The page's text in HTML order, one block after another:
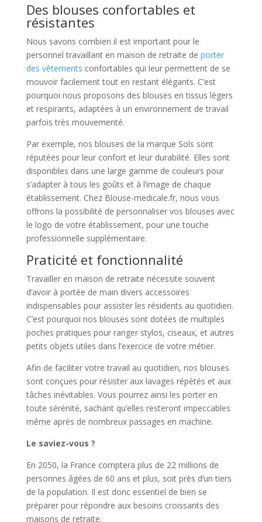
Des blouses confortables et
résistantes
Nous savons combien il est important pour le
personnel travaillant en maison de retraite de porter
des vêtements confortables qui leur permettent de se
mouvoir facilement tout en restant élégants. C’est
pourquoi nous proposons des blouses en tissus légers
et respirants, adaptées à un environnement de travail
parfois très mouvementé.
Par exemple, nos blouses de la marque Sols sont
réputées pour leur confort et leur durabilité. Elles sont
disponibles dans une large gamme de couleurs pour
s’adapter à tous les goûts et à l’image de chaque
établissement. Chez Blouse-medicale.fr, nous vous
offrons la possibilité de personnaliser vos blouses avec
le logo de votre établissement, pour une touche
professionnelle supplémentaire.
Praticité et fonctionnalité
Travailler en maison de retraite nécessite souvent
d’avoir à portée de main divers accessoires
indispensables pour assister les résidents au quotidien.
C’est pourquoi nos blouses sont dotées de multiples
poches pratiques pour ranger stylos, ciseaux, et autres
petits objets utiles dans l’exercice de votre métier.
Afin de faciliter votre travail au quotidien, nos blouses
sont conçues pour résister aux lavages répétés et aux
tâches inévitables. Vous pourrez ainsi les porter en
toute sérénité, sachant qu’elles resteront impeccables
même après de nombreux passages en machine.
Le saviez-vous ?
En 2050, la France comptera plus de 22 millions de
personnes âgées de 60 ans et plus, soit près d’un tiers
de la population. Il est donc essentiel de bien se
préparer pour répondre aux besoins croissants des
maisons de retraite.